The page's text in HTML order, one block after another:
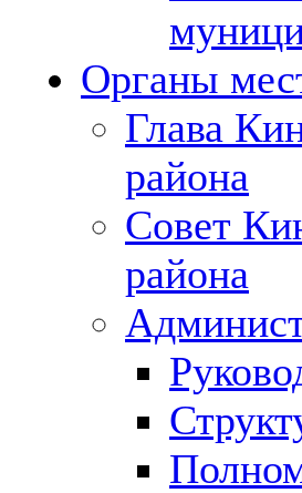
Органы
Глава
района
Совет
района